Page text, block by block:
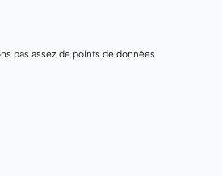
pas assez de points de données